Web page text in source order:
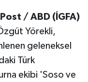
/ ABD (İGFA)
Yörekli,
geleneksel
Türk
ekibi 'Soso ve